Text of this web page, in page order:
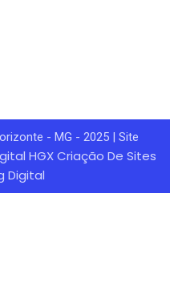
- MG - 2025 | Site
HGXCriação De Sites
Digital